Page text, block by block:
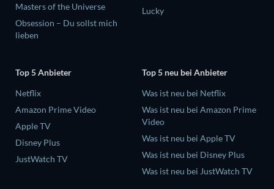
Masters of the Universe
Obsession – Du sollst mich
lieben
Lucky
Top 5 Anbieter
Netflix
Amazon Prime Video
Apple TV
Disney Plus
JustWatch TV
Top 5 neu bei Anbieter
Was ist neu bei Netflix
Was ist neu bei Amazon Prime
Video
Was ist neu bei Apple TV
Was ist neu bei Disney Plus
Was ist neu bei JustWatch TV